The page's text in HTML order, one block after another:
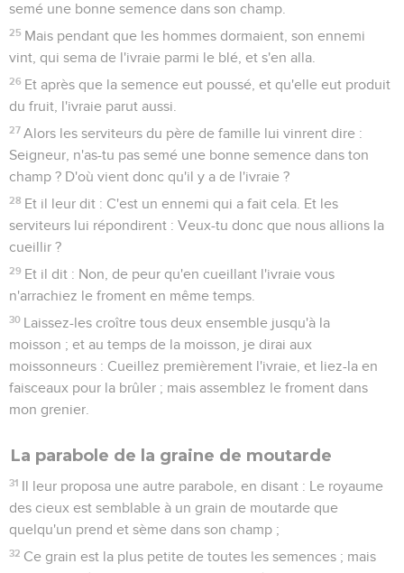
semé une bonne semence dans son champ.
25 Mais pendant que les hommes dormaient, son ennemi
vint, qui sema de l'ivraie parmi le blé, et s'en alla.
26 Et après que la semence eut poussé, et qu'elle eut produit
du fruit, l'ivraie parut aussi.
27 Alors les serviteurs du père de famille lui vinrent dire :
Seigneur, n'as-tu pas semé une bonne semence dans ton
champ ? D'où vient donc qu'il y a de l'ivraie ?
28 Et il leur dit : C'est un ennemi qui a fait cela. Et les
serviteurs lui répondirent : Veux-tu donc que nous allions la
cueillir ?
29 Et il dit : Non, de peur qu'en cueillant l'ivraie vous
n'arrachiez le froment en même temps.
30 Laissez-les croître tous deux ensemble jusqu'à la
moisson ; et au temps de la moisson, je dirai aux
moissonneurs : Cueillez premièrement l'ivraie, et liez-la en
faisceaux pour la brûler ; mais assemblez le froment dans
mon grenier.
La parabole de la graine de moutarde
31 Il leur proposa une autre parabole, en disant : Le royaume
des cieux est semblable à un grain de moutarde que
quelqu'un prend et sème dans son champ ;
32 Ce grain est la plus petite de toutes les semences ; mais